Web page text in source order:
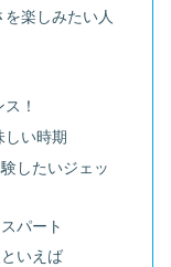
楽しみたい人
！
い時期
したいジェッ
パート
いえば